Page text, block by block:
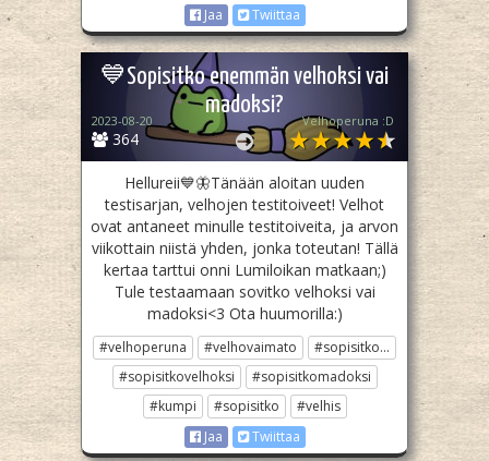
Jaa
Twiittaa
💙Sopisitko enemmän velhoksi vai
madoksi?
364
2023-08-20 Velhoperuna :D
Hellureii💙🦋Tänään aloitan uuden
testisarjan, velhojen testitoiveet! Velhot
ovat antaneet minulle testitoiveita, ja arvon
viikottain niistä yhden, jonka toteutan! Tällä
kertaa tarttui onni Lumiloikan matkaan;)
Tule testaamaan sovitko velhoksi vai
madoksi<3 Ota huumorilla:)
#velhoperuna #velhovaimato
#sopisitko...
#sopisitkovelhoksi
#sopisitkomadoksi
#kumpi
#sopisitko
#velhis
Jaa
Twiittaa